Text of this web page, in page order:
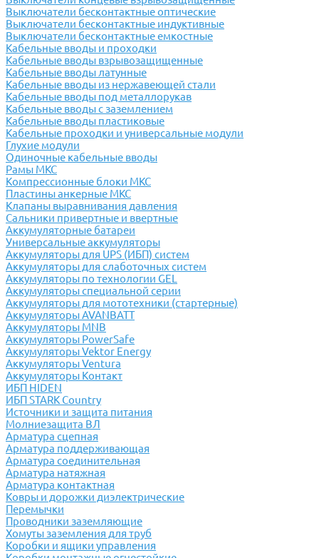
Выключатели бесконтактные оптические
Выключатели бесконтактные индуктивные
Выключатели бесконтактные емкостные
Кабельные вводы и проходки
Кабельные вводы взрывозащищенные
Кабельные вводы латунные
Кабельные вводы из нержавеющей стали
Кабельные вводы под металлорукав
Кабельные вводы с заземлением
Кабельные вводы пластиковые
Кабельные проходки и универсальные модули
Глухие модули
Одиночные кабельные вводы
Рамы МКС
Компрессионные блоки МКС
Пластины анкерные МКС
Клапаны выравнивания давления
Сальники привертные и ввертные
Аккумуляторные батареи
Универсальные аккумуляторы
Аккумуляторы для UPS (ИБП) систем
Аккумуляторы для слаботочных систем
Аккумуляторы по технологии GEL
Аккумуляторы специальной серии
Аккумуляторы для мототехники (стартерные)
Аккумуляторы AVANBATT
Аккумуляторы MNB
Аккумуляторы PowerSafe
Аккумуляторы Vektor Energy
Аккумуляторы Ventura
Аккумуляторы Контакт
ИБП HIDEN
ИБП STARK Country
Источники и защита питания
Молниезащита ВЛ
Арматура сцепная
Арматура поддерживающая
Арматура соединительная
Арматура натяжная
Арматура контактная
Ковры и дорожки диэлектрические
Перемычки
Проводники заземляющие
Хомуты заземления для труб
Коробки и ящики управления